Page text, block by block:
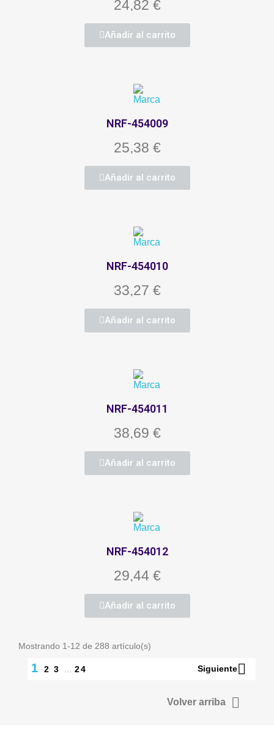
24,82 €
Añadir al carrito
NRF-454009
25,38 €
Añadir al carrito
NRF-454010
33,27 €
Añadir al carrito
NRF-454011
38,69 €
Añadir al carrito
NRF-454012
29,44 €
Añadir al carrito
Mostrando 1-12 de 288 artículo(s)
1 2 3 24 Siguiente
Volver arriba 